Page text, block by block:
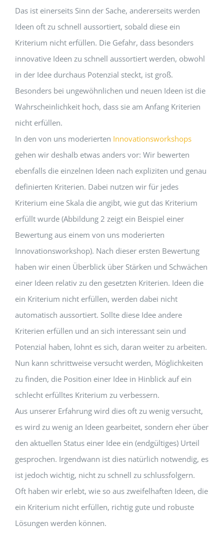
Das ist einerseits Sinn der Sache, andererseits werden
Ideen oft zu schnell aussortiert, sobald diese ein
Kriterium nicht erfüllen. Die Gefahr, dass besonders
innovative Ideen zu schnell aussortiert werden, obwohl
in der Idee durchaus Potenzial steckt, ist groß.
Besonders bei ungewöhnlichen und neuen Ideen ist die
Wahrscheinlichkeit hoch, dass sie am Anfang Kriterien
nicht erfüllen.
In den von uns moderierten Innovationsworkshops
gehen wir deshalb etwas anders vor: Wir bewerten
ebenfalls die einzelnen Ideen nach expliziten und genau
definierten Kriterien. Dabei nutzen wir für jedes
Kriterium eine Skala die angibt, wie gut das Kriterium
erfüllt wurde (Abbildung 2 zeigt ein Beispiel einer
Bewertung aus einem von uns moderierten
Innovationsworkshop). Nach dieser ersten Bewertung
haben wir einen Überblick über Stärken und Schwächen
einer Ideen relativ zu den gesetzten Kriterien. Ideen die
ein Kriterium nicht erfüllen, werden dabei nicht
automatisch aussortiert. Sollte diese Idee andere
Kriterien erfüllen und an sich interessant sein und
Potenzial haben, lohnt es sich, daran weiter zu arbeiten.
Nun kann schrittweise versucht werden, Möglichkeiten
zu finden, die Position einer Idee in Hinblick auf ein
schlecht erfülltes Kriterium zu verbessern.
Aus unserer Erfahrung wird dies oft zu wenig versucht,
es wird zu wenig an Ideen gearbeitet, sondern eher über
den aktuellen Status einer Idee ein (endgültiges) Urteil
gesprochen. Irgendwann ist dies natürlich notwendig, es
ist jedoch wichtig, nicht zu schnell zu schlussfolgern.
Oft haben wir erlebt, wie so aus zweifelhaften Ideen, die
ein Kriterium nicht erfüllen, richtig gute und robuste
Lösungen werden können.